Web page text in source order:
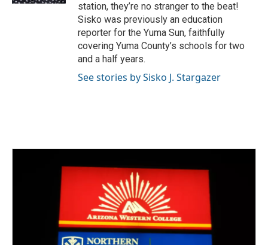
station, they’re no stranger to the beat!
Sisko was previously an education
reporter for the Yuma Sun, faithfully
covering Yuma County’s schools for two
and a half years.
See stories by Sisko J. Stargazer